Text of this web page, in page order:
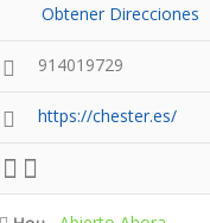
Obtener Direcciones
914019729
https://chester.es/